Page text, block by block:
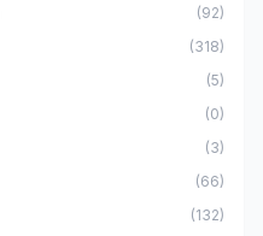
(92)
(318)
(5)
(0)
(3)
(66)
(132)